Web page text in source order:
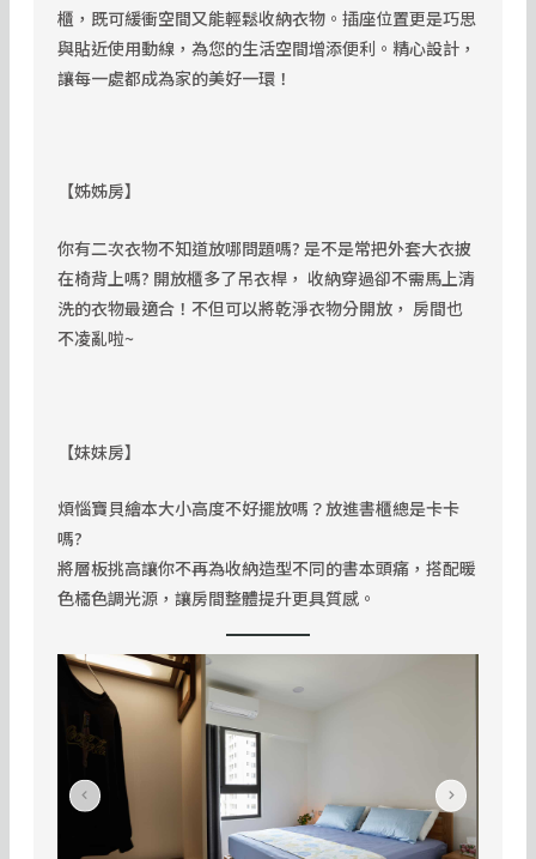
櫃，既可緩衝空間又能輕鬆收納衣物。 插座位置更是巧思
與貼近使用動線，為您的生活空間增添便利。 精心設計，
讓每一處都成為家的美好一環！
【姊姊房】
你有二次衣物不知道放哪問題嗎? 是不是常把外套大衣披
在椅背上嗎? 開放櫃多了吊衣桿， 收納穿過卻不需馬上清
洗的衣物最適合！不但可以將乾淨衣物分開放， 房間也
不凌亂啦~
【妹妹房】
煩惱寶貝繪本大小高度不好擺放嗎？放進書櫃總是卡卡
嗎?
將層板挑高讓你不再為收納造型不同的書本頭痛，搭配暖
色橘色調光源，讓房間整體提升更具質感。